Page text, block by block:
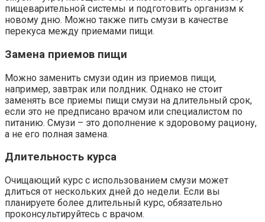
пищеварительной системы и подготовить организм к
новому дню. Можно также пить смузи в качестве
перекуса между приемами пищи.
Замена приемов пищи
Можно заменить смузи один из приемов пищи,
например, завтрак или полдник. Однако не стоит
заменять все приемы пищи смузи на длительный срок,
если это не предписано врачом или специалистом по
питанию. Смузи – это дополнение к здоровому рациону,
а не его полная замена.
Длительность курса
Очищающий курс с использованием смузи может
длиться от нескольких дней до недели. Если вы
планируете более длительный курс, обязательно
проконсультируйтесь с врачом.